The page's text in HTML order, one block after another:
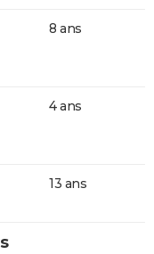
8 ans
4 ans
13 ans